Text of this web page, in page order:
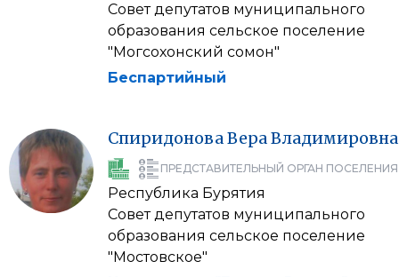
Совет депутатов муниципального
образования сельское поселение
"Могсохонский сомон"
Беспартийный
СпиридоноваВераВладимировна
ПРЕДСТАВИТЕЛЬНЫЙ ОРГАН ПОСЕЛЕНИЯ
Республика Бурятия
Совет депутатов муниципального
образования сельское поселение
"Мостовское"